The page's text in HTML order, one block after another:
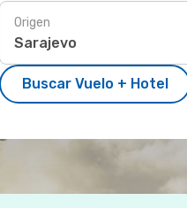
Origen
Buscar Vuelo + Hotel